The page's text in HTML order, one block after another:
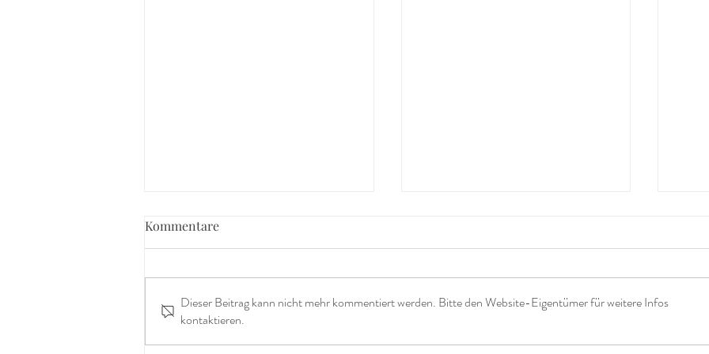
Der Alltag ist kein Warten auf
Wie
Kommentare
Dieser Beitrag kann nicht mehr kommentiert werden. Bitte den Website-Eigentümer für weitere Infos
kontaktieren.